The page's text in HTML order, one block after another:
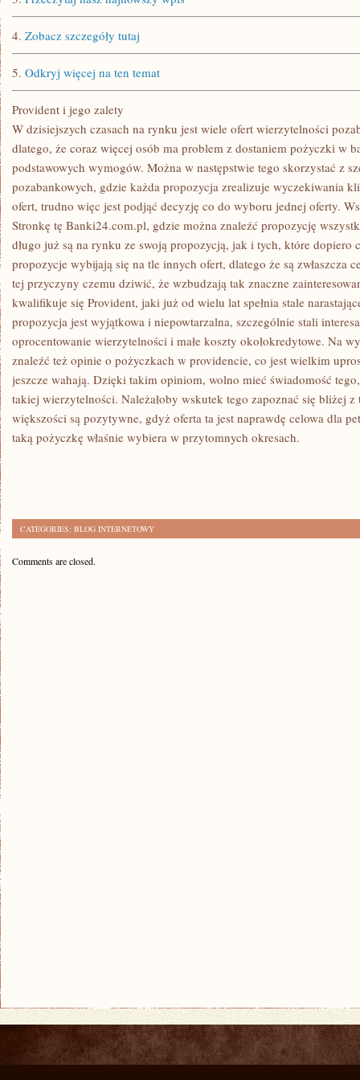
4. Zobacz szczegóły tutaj
5. Odkryj więcej na ten temat
Provident i jego zalety
W dzisiejszych czasach na rynku jest wiele ofert wierzytelności
dlatego, że coraz więcej osób ma problem z dostaniem pożyczki w
podstawowych wymogów. Można w następstwie tego skorzystać z
pozabankowych, gdzie każda propozycja zrealizuje wyczekiwania
ofert, trudno więc jest podjąć decyzję co do wyboru jednej oferty.
Stronkę tę Banki24.com.pl, gdzie można znaleźć propozycję
długo już są na rynku ze swoją propozycją, jak i tych, które dopiero
propozycje wybijają się na tle innych ofert, dlatego że są zwłaszcza
tej przyczyny czemu dziwić, że wzbudzają tak znaczne
kwalifikuje się Provident, jaki już od wielu lat spełnia stale
propozycja jest wyjątkowa i niepowtarzalna, szczególnie stali
oprocentowanie wierzytelności i małe koszty okołokredytowe. Na
znaleźć też opinie o pożyczkach w providencie, co jest wielkim
jeszcze wahają. Dzięki takim opiniom, wolno mieć świadomość
takiej wierzytelności. Należałoby wskutek tego zapoznać się bliżej
większości są pozytywne, gdyż oferta ta jest naprawdę celowa dla
taką pożyczkę właśnie wybiera w przytomnych okresach.
CATEGORIES: BLOG INTERNETOWY
Comments are closed.